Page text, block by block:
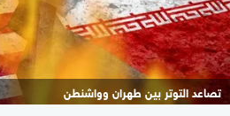
تصاعد التوتر بين طهران وواشنطن